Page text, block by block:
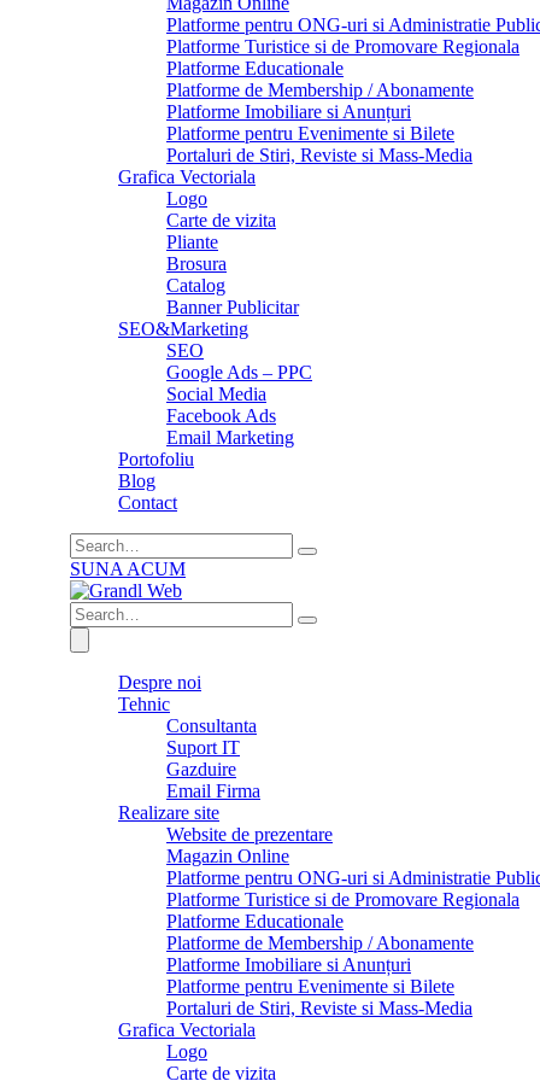
Platforme pentru ONG-uri si Administratie
Platforme Turistice si de Promovare Regionala
Platforme Educationale
Platforme de Membership / Abonamente
Platforme Imobiliare si Anunțuri
Platforme pentru Evenimente si Bilete
Portaluri de Stiri, Reviste si Mass-Media
Grafica Vectoriala
Logo
Carte de vizita
Pliante
Brosura
Catalog
Banner Publicitar
SEO&Marketing
SEO
Google Ads – PPC
Social Media
Facebook Ads
Email Marketing
Portofoliu
Blog
Contact
SUNA ACUM
Despre noi
Tehnic
Consultanta
Suport IT
Gazduire
Email Firma
Realizare site
Website de prezentare
Magazin Online
Platforme pentru ONG-uri si Administratie
Platforme Turistice si de Promovare Regionala
Platforme Educationale
Platforme de Membership / Abonamente
Platforme Imobiliare si Anunțuri
Platforme pentru Evenimente si Bilete
Portaluri de Stiri, Reviste si Mass-Media
Grafica Vectoriala
Logo
Carte de vizita